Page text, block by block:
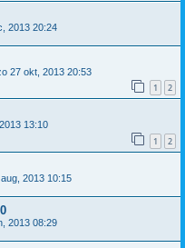
2013 20:24
27 okt, 2013 20:53
1 2
13:10
1 2
2013 10:15
2013 08:29